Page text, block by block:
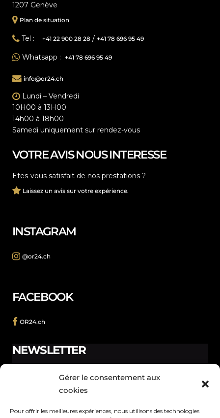
Gérer le consentement aux
cookies
Pour offrir les meilleures expériences, nous utilisons des technologies
1207 Genève
Plan de situation
Tel : +41 22 900 28 28 / +41 78 696 95 49
Whatsapp : +41 78 696 95 49
info@or24.ch
Lundi – Vendredi
10H00 à 13H00
14h00 à 18h00
Samedi uniquement sur rendez-vous
VOTRE AVIS NOUS INTERESSE
Etes-vous satisfait de nos prestations ?
Laissez un avis sur votre expérience.
INSTAGRAM
@or24.ch
FACEBOOK
OR24.ch
NEWSLETTER
nous réservons à nos fidèles abonnés.